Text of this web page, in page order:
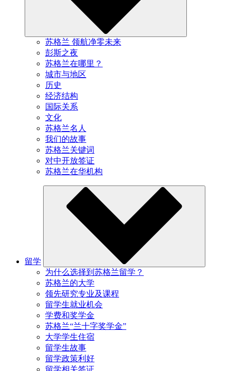
苏格兰 领航净零未来
彭斯之夜
苏格兰在哪里？
城市与地区
历史
经济结构
国际关系
文化
苏格兰名人
我们的故事
苏格兰关键词
对中开放签证
苏格兰在华机构
留学
为什么选择到苏格兰留学？
苏格兰的大学
领先研究专业及课程
留学生就业机会
学费和奖学金
苏格兰“兰十字奖学金”
大学学生住宿
留学生故事
留学政策利好
留学相关签证